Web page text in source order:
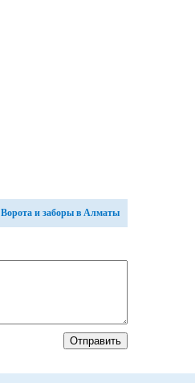
Ворота и заборы в Алматы